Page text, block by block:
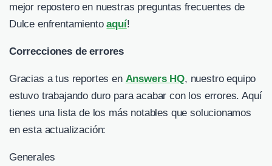
mejor repostero en nuestras preguntas frecuentes de
Dulce enfrentamientoaquí!
Correcciones de errores
Gracias a tus reportes en Answers HQ, nuestro equipo
estuvo trabajando duro para acabar con los errores. Aquí
tienes una lista de los más notables que solucionamos
en esta actualización:
Generales